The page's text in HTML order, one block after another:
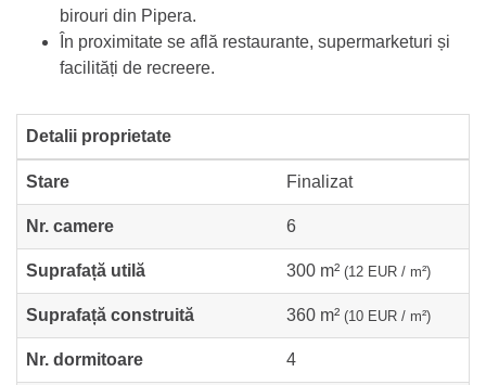
birouri din Pipera.
În proximitate se află restaurante, supermarketuri și
facilități de recreere.
Detalii proprietate
Stare Finalizat
Nr. camere 6
Suprafață utilă 300 m² (12 EUR / m²)
Suprafață construită 360 m² (10 EUR / m²)
Nr. dormitoare 4